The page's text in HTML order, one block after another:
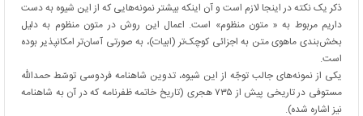
ذکر یک نکته در اینجا لازم است و آن اینکه بیشتر نمونه‌هایی که از این شیوه به دست
داریم مربوط به « متون منظوم» است. اعمال این روش در متون منظوم به دلیل
بخش‌بندی ماهوی متن به اجزائی کوچک‌تر (ابیات)، به صورتی آسان‌تر امکانپذیر بوده
است.
یکی از نمونه‌های جالب توجّه از این شیوه، تدوین شاهنامه فردوسی توسّط حمدالله
مستوفی در تاریخی پیش از ۷۳۵ هجری (تاریخ خاتمه ظفرنامه که در آن به شاهنامه
نیز اشاره شده).